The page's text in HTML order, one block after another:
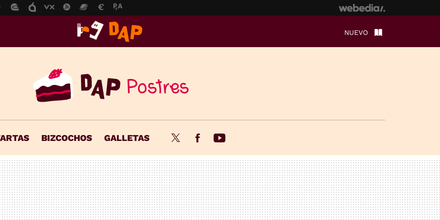
NUEVO
BIZCOCHOS GALLETAS Twitter Facebook